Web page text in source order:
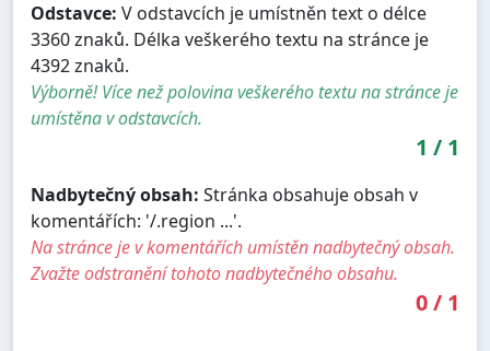
Odstavce: V odstavcích je umístněn text o délce
3360 znaků. Délka veškerého textu na stránce je
4392 znaků.
Výborně! Více než polovina veškerého textu na stránce je
umístěna v odstavcích.
1 / 1
Nadbytečný obsah: Stránka obsahuje obsah v
komentářích: '/.region ...'.
Na stránce je v komentářích umístěn nadbytečný obsah.
Zvažte odstranění tohoto nadbytečného obsahu.
0/ 1